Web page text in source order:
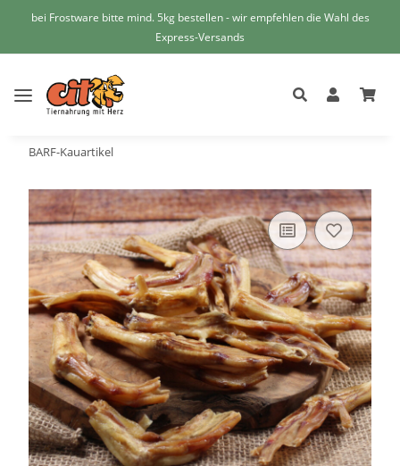
bei Frostware bitte mind. 5kg bestellen - wir empfehlen die Wahl des
Express-Versands
BARF-Kauartikel